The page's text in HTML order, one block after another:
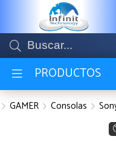
Compartir por email
PRODUCTOS
GAMER Consolas